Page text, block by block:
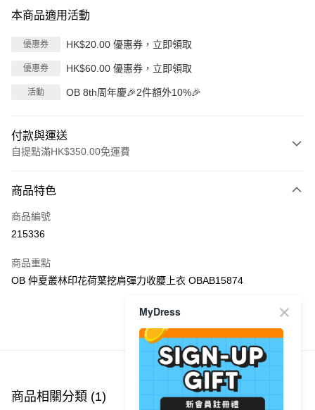
本商品適用活動
優惠券 HK$20.00 優惠券，立即領取
優惠券 HK$60.00 優惠券，立即領取
活動 OB 8th周年慶🎉2件額外10%🎉
付款與運送
自提點滿HK$350.00免運費
信用卡
Apple Pay
PayMe
每筆HK$40.00，滿HK$350.00或以上免運費
付款後順豐站及營業點
商品特色
商品編號
215336
商品重點
OB 仲夏叢林印花荷葉挖肩彈力收腰上衣 OBAB15874
商品推薦
商品相關分類 (1)
MyDress